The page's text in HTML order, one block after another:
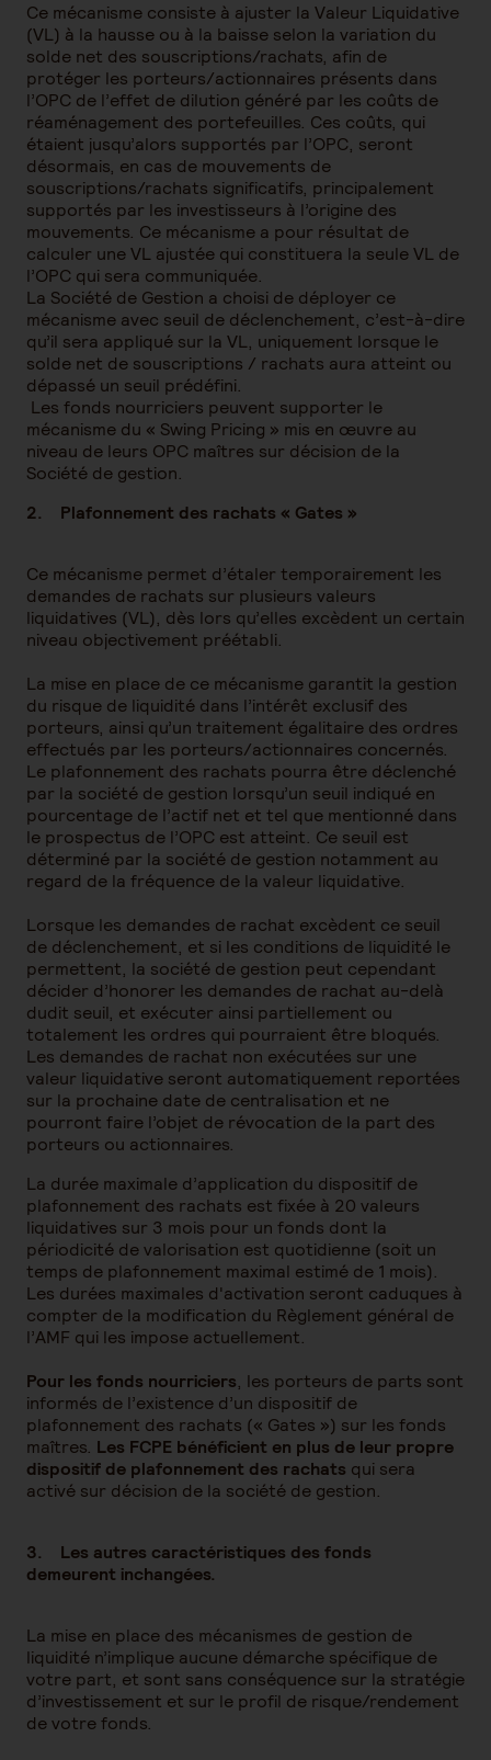
Ce mécanisme consiste à ajuster la Valeur Liquidative
(VL) à la hausse ou à la baisse selon la variation du
solde net des souscriptions/rachats, afin de
protéger les porteurs/actionnaires présents dans
l’OPC de l’effet de dilution généré par les coûts de
réaménagement des portefeuilles. Ces coûts, qui
étaient jusqu’alors supportés par l’OPC, seront
désormais, en cas de mouvements de
souscriptions/rachats significatifs, principalement
supportés par les investisseurs à l’origine des
mouvements. Ce mécanisme a pour résultat de
calculer une VL ajustée qui constituera la seule VL de
l’OPC qui sera communiquée.
La Société de Gestion a choisi de déployer ce
mécanisme avec seuil de déclenchement, c’est-à-dire
qu’il sera appliqué sur la VL, uniquement lorsque le
solde net de souscriptions / rachats aura atteint ou
dépassé un seuil prédéfini.
Les fonds nourriciers peuvent supporter le
mécanisme du « Swing Pricing » mis en œuvre au
niveau de leurs OPC maîtres sur décision de la
Société de gestion.
2. Plafonnement des rachats « Gates »
Ce mécanisme permet d’étaler temporairement les
demandes de rachats sur plusieurs valeurs
liquidatives (VL), dès lors qu’elles excèdent un certain
niveau objectivement préétabli.
La mise en place de ce mécanisme garantit la gestion
du risque de liquidité dans l’intérêt exclusif des
porteurs, ainsi qu’un traitement égalitaire des ordres
effectués par les porteurs/actionnaires concernés.
Le plafonnement des rachats pourra être déclenché
par la société de gestion lorsqu’un seuil indiqué en
pourcentage de l’actif net et tel que mentionné dans
le prospectus de l’OPC est atteint. Ce seuil est
déterminé par la société de gestion notamment au
regard de la fréquence de la valeur liquidative.
Lorsque les demandes de rachat excèdent ce seuil
de déclenchement, et si les conditions de liquidité le
permettent, la société de gestion peut cependant
décider d’honorer les demandes de rachat au-delà
dudit seuil, et exécuter ainsi partiellement ou
totalement les ordres qui pourraient être bloqués.
Les demandes de rachat non exécutées sur une
valeur liquidative seront automatiquement reportées
sur la prochaine date de centralisation et ne
pourront faire l’objet de révocation de la part des
porteurs ou actionnaires.
La durée maximale d’application du dispositif de
plafonnement des rachats est fixée à 20 valeurs
liquidatives sur 3 mois pour un fonds dont la
périodicité de valorisation est quotidienne (soit un
temps de plafonnement maximal estimé de 1 mois).
Les durées maximales d'activation seront caduques à
compter de la modification du Règlement général de
l’AMF qui les impose actuellement.
Pour les fonds nourriciers, les porteurs de parts sont
informés de l’existence d’un dispositif de
plafonnement des rachats (« Gates ») sur les fonds
maîtres. Les FCPE bénéficient en plus de leur propre
dispositif de plafonnement des rachats qui sera
activé sur décision de la société de gestion.
3. Les autres caractéristiques des fonds
demeurent inchangées.
La mise en place des mécanismes de gestion de
liquidité n’implique aucune démarche spécifique de
votre part, et sont sans conséquence sur la stratégie
d’investissement et sur le profil de risque/rendement
de votre fonds.